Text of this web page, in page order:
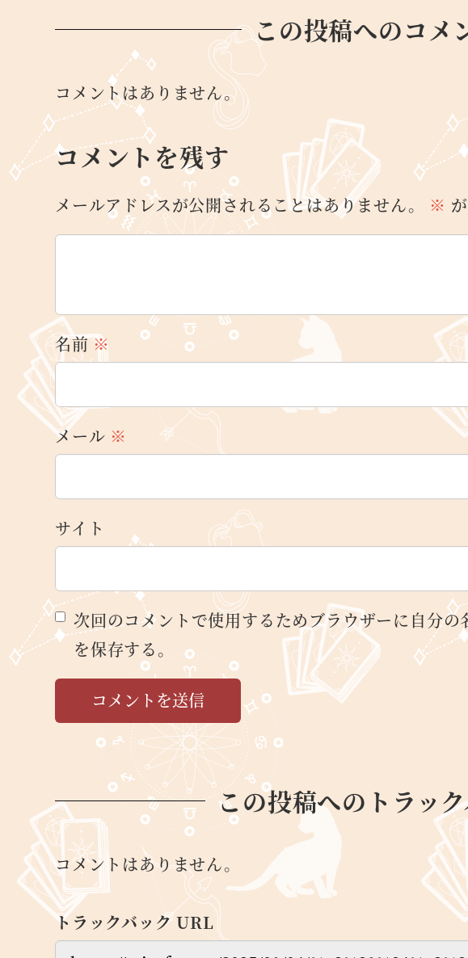
この投稿へのコメ
コメントはありません。
コメントを残す
メールアドレスが公開されることはありません。 ※
名前※
メール ※
サイト
次回のコメントで使用するためブラウザーに自分の
を保存する。
この投稿へのトラッ
コメントはありません。
トラックバック URL